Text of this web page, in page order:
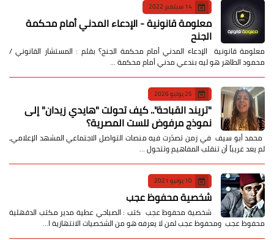
14 سبتمبر 2022
معلومة قانونية - الإدعاء المدني أمام محكمة
الجنح
معلومة قانونية الإدعاء المدني أمام محكمة الجنح؟ بقلم : المستشار القانوني /
محمود الطاهر هو ليه بندعي مدني أمام محكمة …
25 يوليو 2026
​"تريند القباحة".. كيف تحولت "هايدي زيدان" إلى
نموذج مرفوض للست المصرية؟
​ محمد أبو سيف ​في زمن تصدّرت فيه منصات التواصل الاجتماعي المشهد الإعلامي،
لم يعد غريباً أن تنقلب المفاهيم وتتحول …
10 يونيو 2021
شخصية محفوظ عجب
شخصية محفوظ عجب كتب : الصباحي عطية مدير مكتب الدقهلية
محفوظ عجب ومحفوظ عجب لمن لا يعرفه هو من الشخصيات الانتهازية ا…